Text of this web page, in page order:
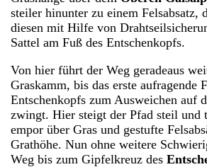
steiler hinunter zu einem Felsabsatz,
diesen mit Hilfe von
Sattel am Fuß des Entschenkopfs.
Von hier führt der Weg geradeaus
Graskamm, bis das erste aufragende
Entschenkopfs zum Ausweichen auf
zwingt. Hier steigt der Pfad steil und
empor über Gras und gestufte
Grathöhe. Nun ohne weitere
Weg bis zum Gipfelkreuz des